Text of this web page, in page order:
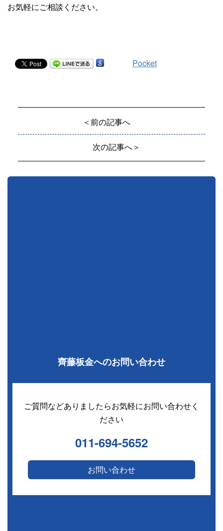
お気軽にご相談ください。
Pocket
＜前の記事へ
次の記事へ＞
齊藤板金へのお問い合わせ
ご質問などありましたらお気軽にお問い合わせく
ださい
011-694-5652
お問い合わせ